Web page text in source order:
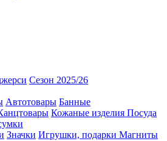
Сезон 2025/26
Автотовары Банные
Кожаные изделия Посуда
Значки Игрушки, подарки Магниты